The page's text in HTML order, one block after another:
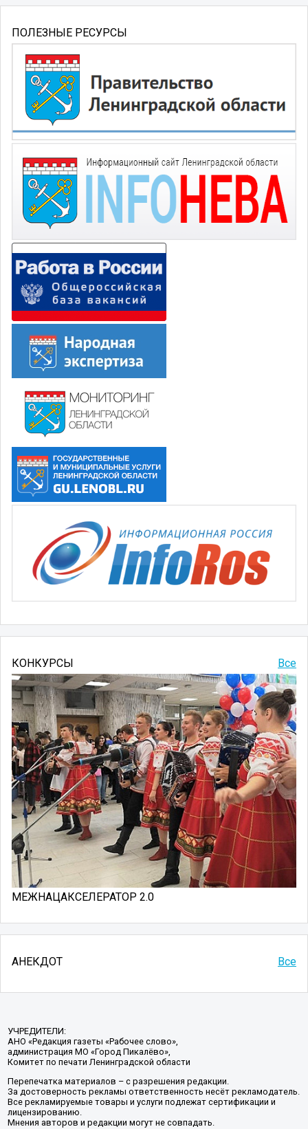
ПОЛЕЗНЫЕ РЕСУРСЫ
Все
КОНКУРСЫ
МЕЖНАЦАКСЕЛЕРАТОР 2.0
АНЕКДОТ Все
УЧРЕДИТЕЛИ:
АНО «Редакция газеты «Рабочее слово»,
администрация МО «Город Пикалёво»,
Комитет по печати Ленинградской области
Перепечатка материалов – с разрешения редакции.
За достоверность рекламы ответственность несёт рекламодатель.
Все рекламируемые товары и услуги подлежат сертификации и
лицензированию.
Мнения авторов и редакции могут не совпадать.